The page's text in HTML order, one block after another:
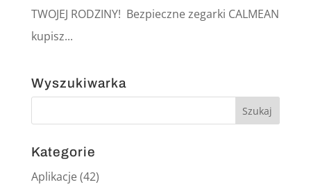
TWOJEJ RODZINY! Bezpieczne zegarki CALMEAN
kupisz...
Wyszukiwarka
Kategorie
Aplikacje(42)